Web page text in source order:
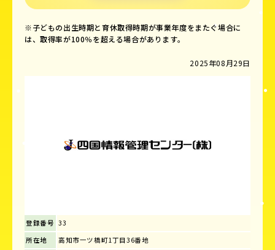
※子どもの出生時期と育休取得時期が事業年度をまたぐ場合に
は、取得率が100％を超える場合があります。
2025年08月29日
登録番号 33
所在地
高知市一ツ橋町1丁目36番地